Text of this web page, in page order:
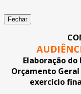
Fechar
Elaboração
Orçamento
exercício